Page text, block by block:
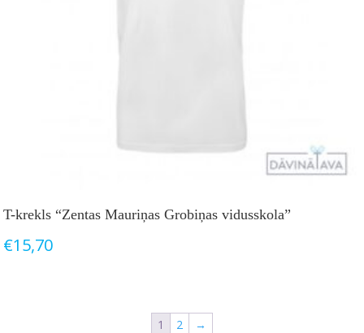
T-krekls “Zentas Mauriņas Grobiņas vidusskola”
€15,70
1 2 →